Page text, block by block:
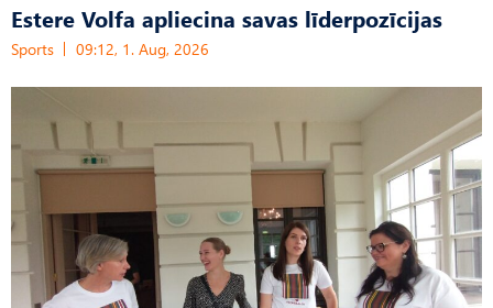
Estere Volfa apliecina savas līderpozīcijas
Sports 09:12, 1. Aug, 2026